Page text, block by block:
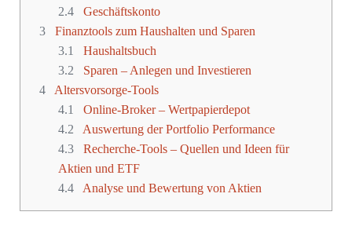
2.4
Geschäftskonto
3
Finanztools zum Haushalten und Sparen
3.1
Haushaltsbuch
3.2
Sparen – Anlegen und Investieren
4
Altersvorsorge-Tools
4.1
Online-Broker – Wertpapierdepot
4.2
Auswertung der Portfolio Performance
4.3
Recherche-Tools – Quellen und Ideen für
Aktien und ETF
4.4
Analyse und Bewertung von Aktien